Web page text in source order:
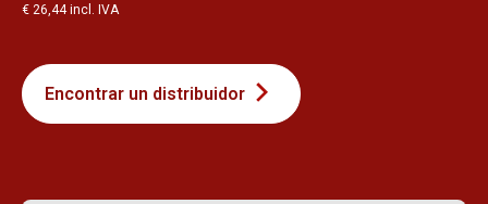
€ 26,44 incl. IVA
Encontrar un distribuidor